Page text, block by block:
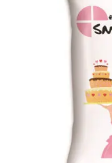
Ozdoby na tort weselny